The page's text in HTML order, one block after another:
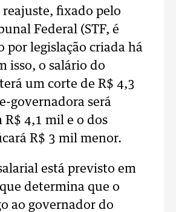
reajuste, fixado pelo
Federal (STF, é
por legislação criada há
isso, o salário do
um corte de R$ 4,3
governadora será
R$ 4,1 mil e o dos
R$ 3 mil menor.
está previsto em
determina que o
ao governador do